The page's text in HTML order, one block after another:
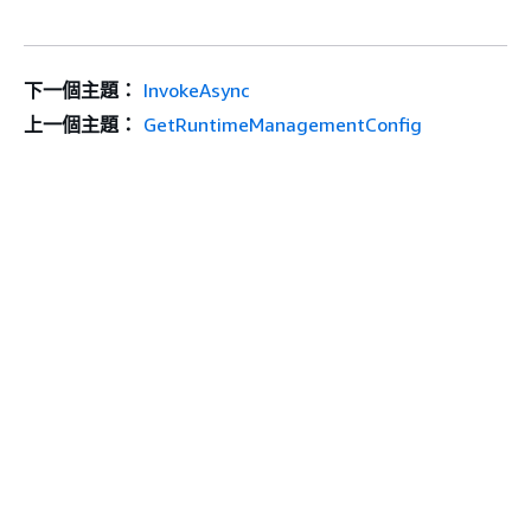
下一個主題： InvokeAsync
上一個主題： GetRuntimeManagementConfig